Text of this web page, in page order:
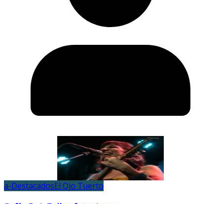
a-DestacadosEl Ojo Tuerto